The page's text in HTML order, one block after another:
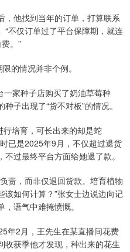
，他找到当年的订单，打算联系
不仅订单过了平台保障期，就连
。”
的情况并非个例。
家种子店购买了奶油草莓种
子出现了“货不对板”的情况。
行培育，可长出来的却是蛇
已是2025年9月，不仅超过退货
过最终平台方面给她退了款。
责，而非仅退回货款。培育植物
如何计算？”张女士边说边向记
语气中难掩愤慨。
年2月，王先生在某直播间花费
收获季他才发现，种出来的花生